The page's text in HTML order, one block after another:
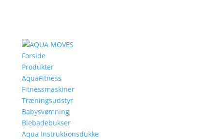
Forside
Produkter
AquaFitness
Fitnessmaskiner
Træningsudstyr
Babysvømning
Blebadebukser
Aqua Instruktionsdukke